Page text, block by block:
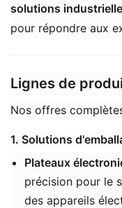
solutions
pour répondre aux
​Lignes de
Nos offres
1. Solutions
Plateaux
précision pour le
des appareils